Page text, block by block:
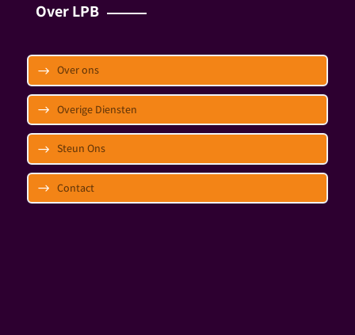
Over LPB
Over ons
Overige Diensten
Steun Ons
Contact